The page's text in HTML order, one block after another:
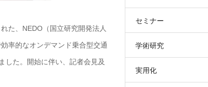
た、NEDO（国立研究開発法人
率的なオンデマンド乗合型交通
した。開始に伴い、記者会見及
セミナー
学術研究
実用化